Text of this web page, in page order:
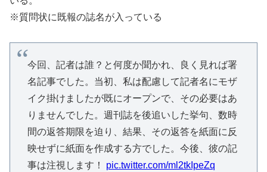
※質問状に既報の誌名が入っている
今回、記者は誰？と何度か聞かれ、良く見れば署
名記事でした。当初、私は配慮して記者名にモザ
イク掛けましたが既にオープンで、その必要はあ
りませんでした。週刊誌を後追いした挙句、数時
間の返答期限を迫り、結果、その返答を紙面に反
映せずに紙面を作成する方でした。今後、彼の記
事は注視します！ pic.twitter.com/ml2tkIpeZq